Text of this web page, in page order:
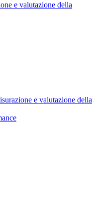
e valutazione della
e valutazione della